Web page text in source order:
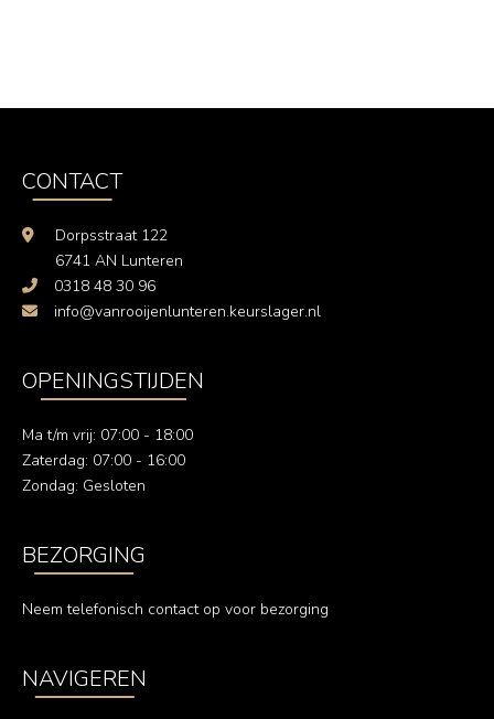
CONTACT
Dorpsstraat 122
6741 AN Lunteren
0318 48 30 96
info@vanrooijenlunteren.keurslager.nl
OPENINGSTIJDEN
Ma t/m vrij: 07:00 - 18:00
Zaterdag: 07:00 - 16:00
Zondag: Gesloten
BEZORGING
Neem telefonisch contact op voor bezorging
NAVIGEREN